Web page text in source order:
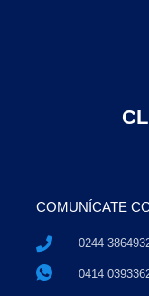
COMUNÍCATE
0244
0414